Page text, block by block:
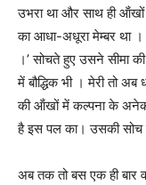
उभरा था और साथ ही
का आधा-अधूरा मेम्बर था ।
।’सोचते हुए उसने सीमा
में बौद्धिक भी । मेरी तो
की ऑंखों में कल्पना के
है इस पल का। उसकी
अब तक तो बस एक ही बार